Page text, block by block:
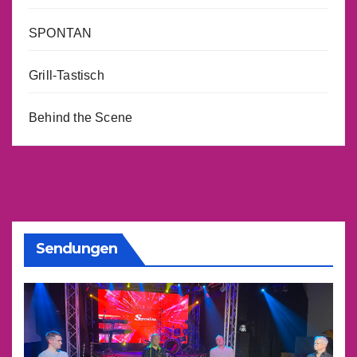
SPONTAN
Grill-Tastisch
Behind the Scene
Sendungen